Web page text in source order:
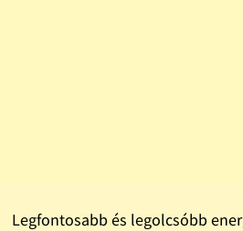
Legfontosabb és legolcsóbb